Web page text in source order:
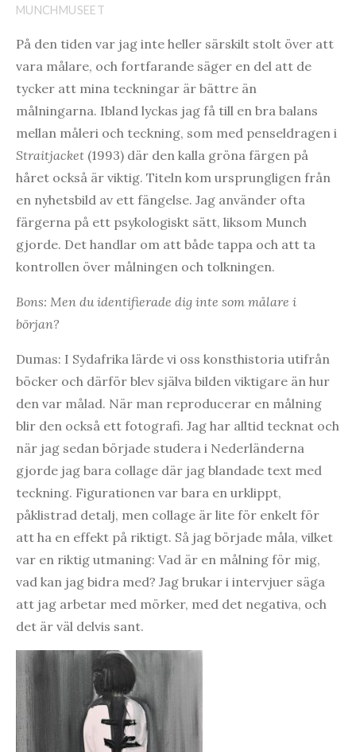
MUNCHMUSEET
På den tiden var jag inte heller särskilt stolt över att
vara målare, och fortfarande säger en del att de
tycker att mina teckningar är bättre än
målningarna. Ibland lyckas jag få till en bra balans
mellan måleri och teckning, som med penseldragen i
Straitjacket (1993) där den kalla gröna färgen på
håret också är viktig. Titeln kom ursprungligen från
en nyhetsbild av ett fängelse. Jag använder ofta
färgerna på ett psykologiskt sätt, liksom Munch
gjorde. Det handlar om att både tappa och att ta
kontrollen över målningen och tolkningen.
Bons: Men du identifierade dig inte som målare i
början?
Dumas: I Sydafrika lärde vi oss konsthistoria utifrån
böcker och därför blev själva bilden viktigare än hur
den var målad. När man reproducerar en målning
blir den också ett fotografi. Jag har alltid tecknat och
när jag sedan började studera i Nederländerna
gjorde jag bara collage där jag blandade text med
teckning. Figurationen var bara en urklippt,
påklistrad detalj, men collage är lite för enkelt för
att ha en effekt på riktigt. Så jag började måla, vilket
var en riktig utmaning: Vad är en målning för mig,
vad kan jag bidra med? Jag brukar i intervjuer säga
att jag arbetar med mörker, med det negativa, och
det är väl delvis sant.